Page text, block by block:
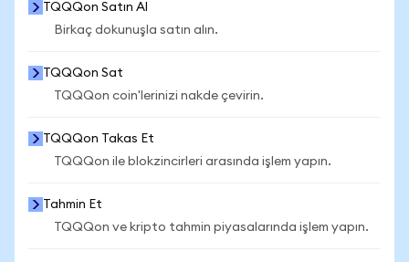
TQQQon Satın Al
Birkaç dokunuşla satın alın.
TQQQon Sat
TQQQon coin'lerinizi nakde çevirin.
TQQQon Takas Et
TQQQon ile blokzincirleri arasında işlem yapın.
Tahmin Et
TQQQon ve kripto tahmin piyasalarında işlem yapın.